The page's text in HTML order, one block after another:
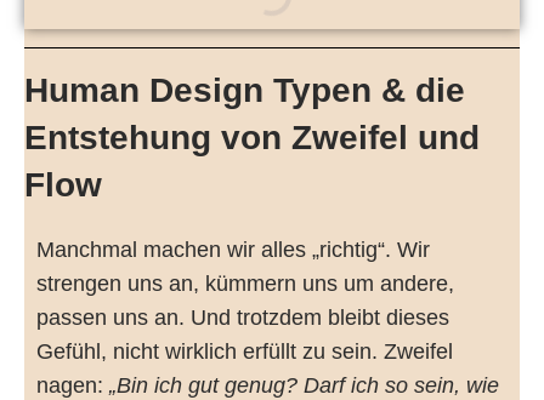
Human Design Typen & die
Entstehung von Zweifel und
Flow
Manchmal machen wir alles „richtig“. Wir
strengen uns an, kümmern uns um andere,
passen uns an. Und trotzdem bleibt dieses
Gefühl, nicht wirklich erfüllt zu sein. Zweifel
nagen: „Bin ich gut genug? Darf ich so sein, wie